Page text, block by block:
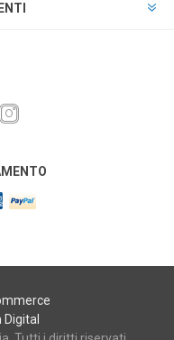
Digital